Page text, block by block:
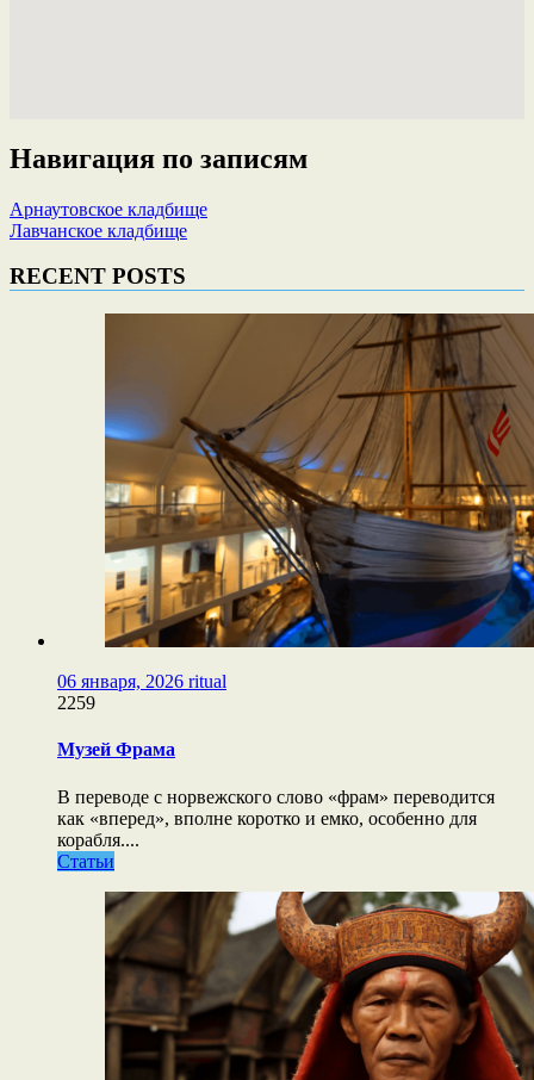
Навигация по записям
Арнаутовское кладбище
Лавчанское кладбище
RECENT POSTS
06 января, 2026 ritual
2259
Музей Фрама
В переводе с норвежского слово «фрам» переводится
как «вперед», вполне коротко и емко, особенно для
корабля....
Статьи